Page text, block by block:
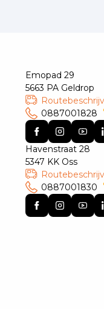
Emopad 29
5663 PA Geldrop
0887001828
Havenstraat 28
5347 KK Oss
0887001830